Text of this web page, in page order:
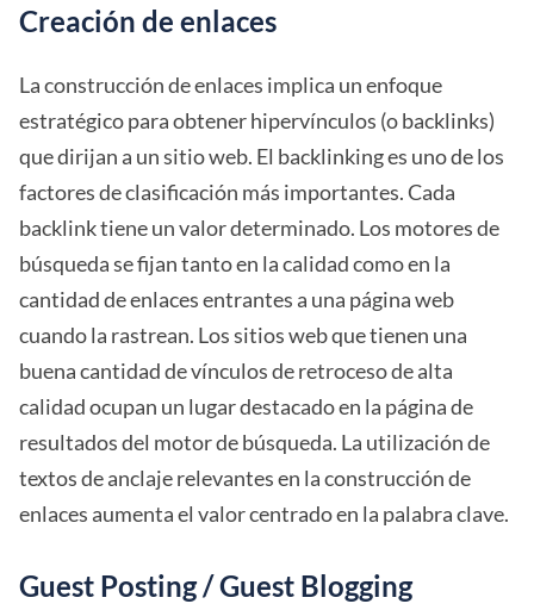
Creación de enlaces
La construcción de enlaces implica un enfoque
estratégico para obtener hipervínculos (o backlinks)
que dirijan a un sitio web. El backlinking es uno de los
factores de clasificación más importantes. Cada
backlink tiene un valor determinado. Los motores de
búsqueda se fijan tanto en la calidad como en la
cantidad de enlaces entrantes a una página web
cuando la rastrean. Los sitios web que tienen una
buena cantidad de vínculos de retroceso de alta
calidad ocupan un lugar destacado en la página de
resultados del motor de búsqueda. La utilización de
textos de anclaje relevantes en la construcción de
enlaces aumenta el valor centrado en la palabra clave.
Guest Posting / Guest Blogging